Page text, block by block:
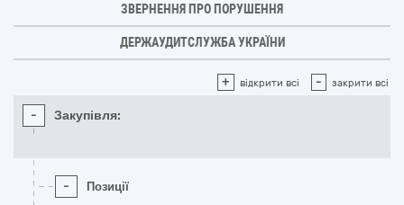
ЗВЕРНЕННЯ ПРО ПОРУШЕННЯ
ДЕРЖАУДИТСЛУЖБА УКРАЇНИ
+ відкрити всі - закрити всі
- Закупівля:
- Позиції